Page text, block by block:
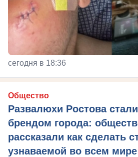
сегодня в 18:36
Общество
Развалюхи Ростова
брендом города:
рассказали как сделать
узнаваемой во всем мире